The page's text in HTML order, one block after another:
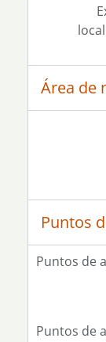
Área de
Puntos
Puntos de
Puntos de